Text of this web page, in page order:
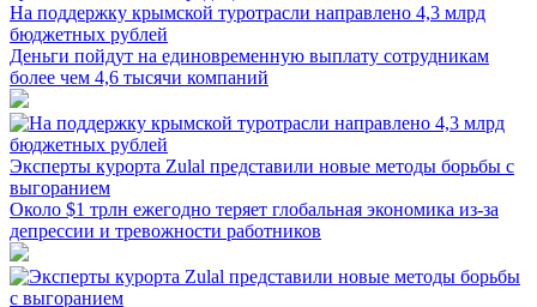
На поддержку крымской туротрасли направлено 4,3 млрд
бюджетных рублей
Деньги пойдут на единовременную выплату сотрудникам
более чем 4,6 тысячи компаний
Эксперты курорта Zulal представили новые методы борьбы с
выгоранием
Около $1 трлн ежегодно теряет глобальная экономика из-за
депрессии и тревожности работников